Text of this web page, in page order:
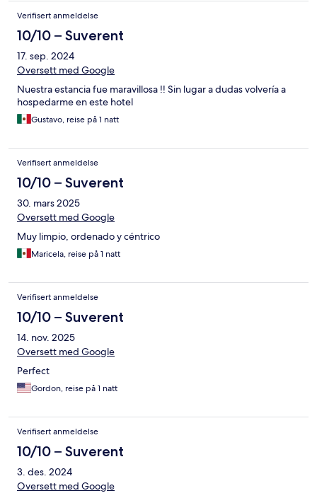
Verifisert anmeldelse
10/10 – Suverent
17. sep. 2024
Oversett med Google
Nuestra estancia fue maravillosa !! Sin lugar a dudas volvería a
hospedarme en este hotel
Gustavo, reise på 1 natt
Verifisert anmeldelse
10/10 – Suverent
30. mars 2025
Oversett med Google
Muy limpio, ordenado y céntrico
Maricela, reise på 1 natt
Verifisert anmeldelse
10/10 – Suverent
14. nov. 2025
Oversett med Google
Perfect
Gordon, reise på 1 natt
Verifisert anmeldelse
10/10 – Suverent
3. des. 2024
Oversett med Google